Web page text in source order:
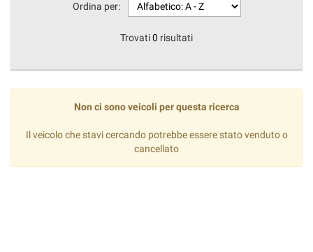
Ordina per:
Trovati0 risultati
Non ci sono veicoli per questa ricerca
Il veicolo che stavi cercando potrebbe essere stato venduto o
cancellato